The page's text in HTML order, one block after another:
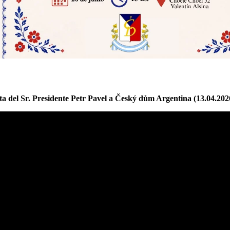
del Sr. Presidente Petr Pavel a Český dům Argentina